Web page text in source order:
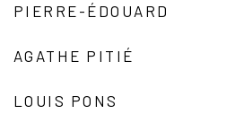
PIERRE-ÉDOUARD
AGATHE PITIÉ
LOUIS PONS